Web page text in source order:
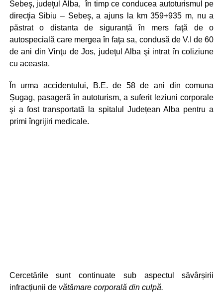
Sebeş, judeţul Alba, în timp ce conducea autoturismul pe
direcţia Sibiu – Sebeş, a ajuns la km 359+935 m, nu a
păstrat o distanta de siguranță în mers faţă de o
autospecială care mergea în faţa sa, condusă de V.I de 60
de ani din Vinţu de Jos, judeţul Alba şi intrat în coliziune
cu aceasta.
În urma accidentului, B.E. de 58 de ani din comuna
Șugag, pasageră în autoturism, a suferit leziuni corporale
şi a fost transportată la spitalul Județean Alba pentru a
primi îngrijiri medicale.
Cercetările sunt continuate sub aspectul săvârșirii
infracțiunii de vătămare corporală din culpă.